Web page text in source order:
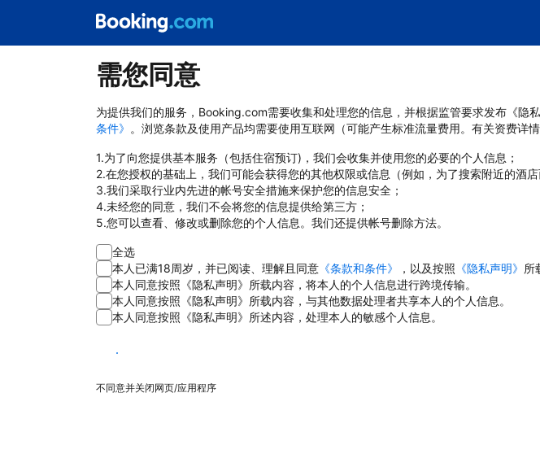
需您同意
为提供我们的服务，Booking.com需要收集和处理您的信息，并根据监管要求发布《隐
条件》 。浏览条款及使用产品均需要使用互联网（可能产生标准流量费用。有关资费详
1.为了向您提供基本服务（包括住宿预订)，我们会收集并使用您的必要的个人信息；
2.在您授权的基础上，我们可能会获得您的其他权限或信息（例如，为了搜索附近的酒
3.我们采取行业内先进的帐号安全措施来保护您的信息安全；
4.未经您的同意，我们不会将您的信息提供给第三方；
5.您可以查看、修改或删除您的个人信息。我们还提供帐号删除方法。
全选
本人已满18周岁，并已阅读、理解且同意 《条款和条件》 ，以及按照 《隐私声明》 所
本人同意按照《隐私声明》所载内容，将本人的个人信息进行跨境传输。
本人同意按照《隐私声明》所载内容，与其他数据处理者共享本人的个人信息。
本人同意按照《隐私声明》所述内容，处理本人的敏感个人信息。
同意
不同意并关闭网页/应用程序